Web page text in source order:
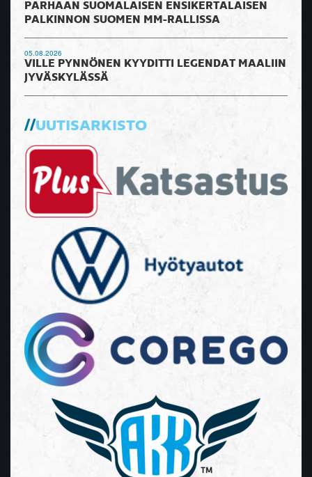
PARHAAN SUOMALAISEN ENSIKERTALAISEN
PALKINNON SUOMEN MM-RALLISSA
05.08.2026
VILLE PYNNÖNEN KYYDITTI LEGENDAT MAALIIN
JYVÄSKYLÄSSÄ
UUTISARKISTO